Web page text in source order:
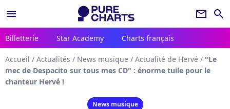
menu newsletter search
Billetterie Star Academy Charts français
Accueil / Actualités / News musique / Actualité de Hervé / "Le
mec de Despacito sur tous mes CD" : énorme tuile pour le
chanteur Hervé !
News musique